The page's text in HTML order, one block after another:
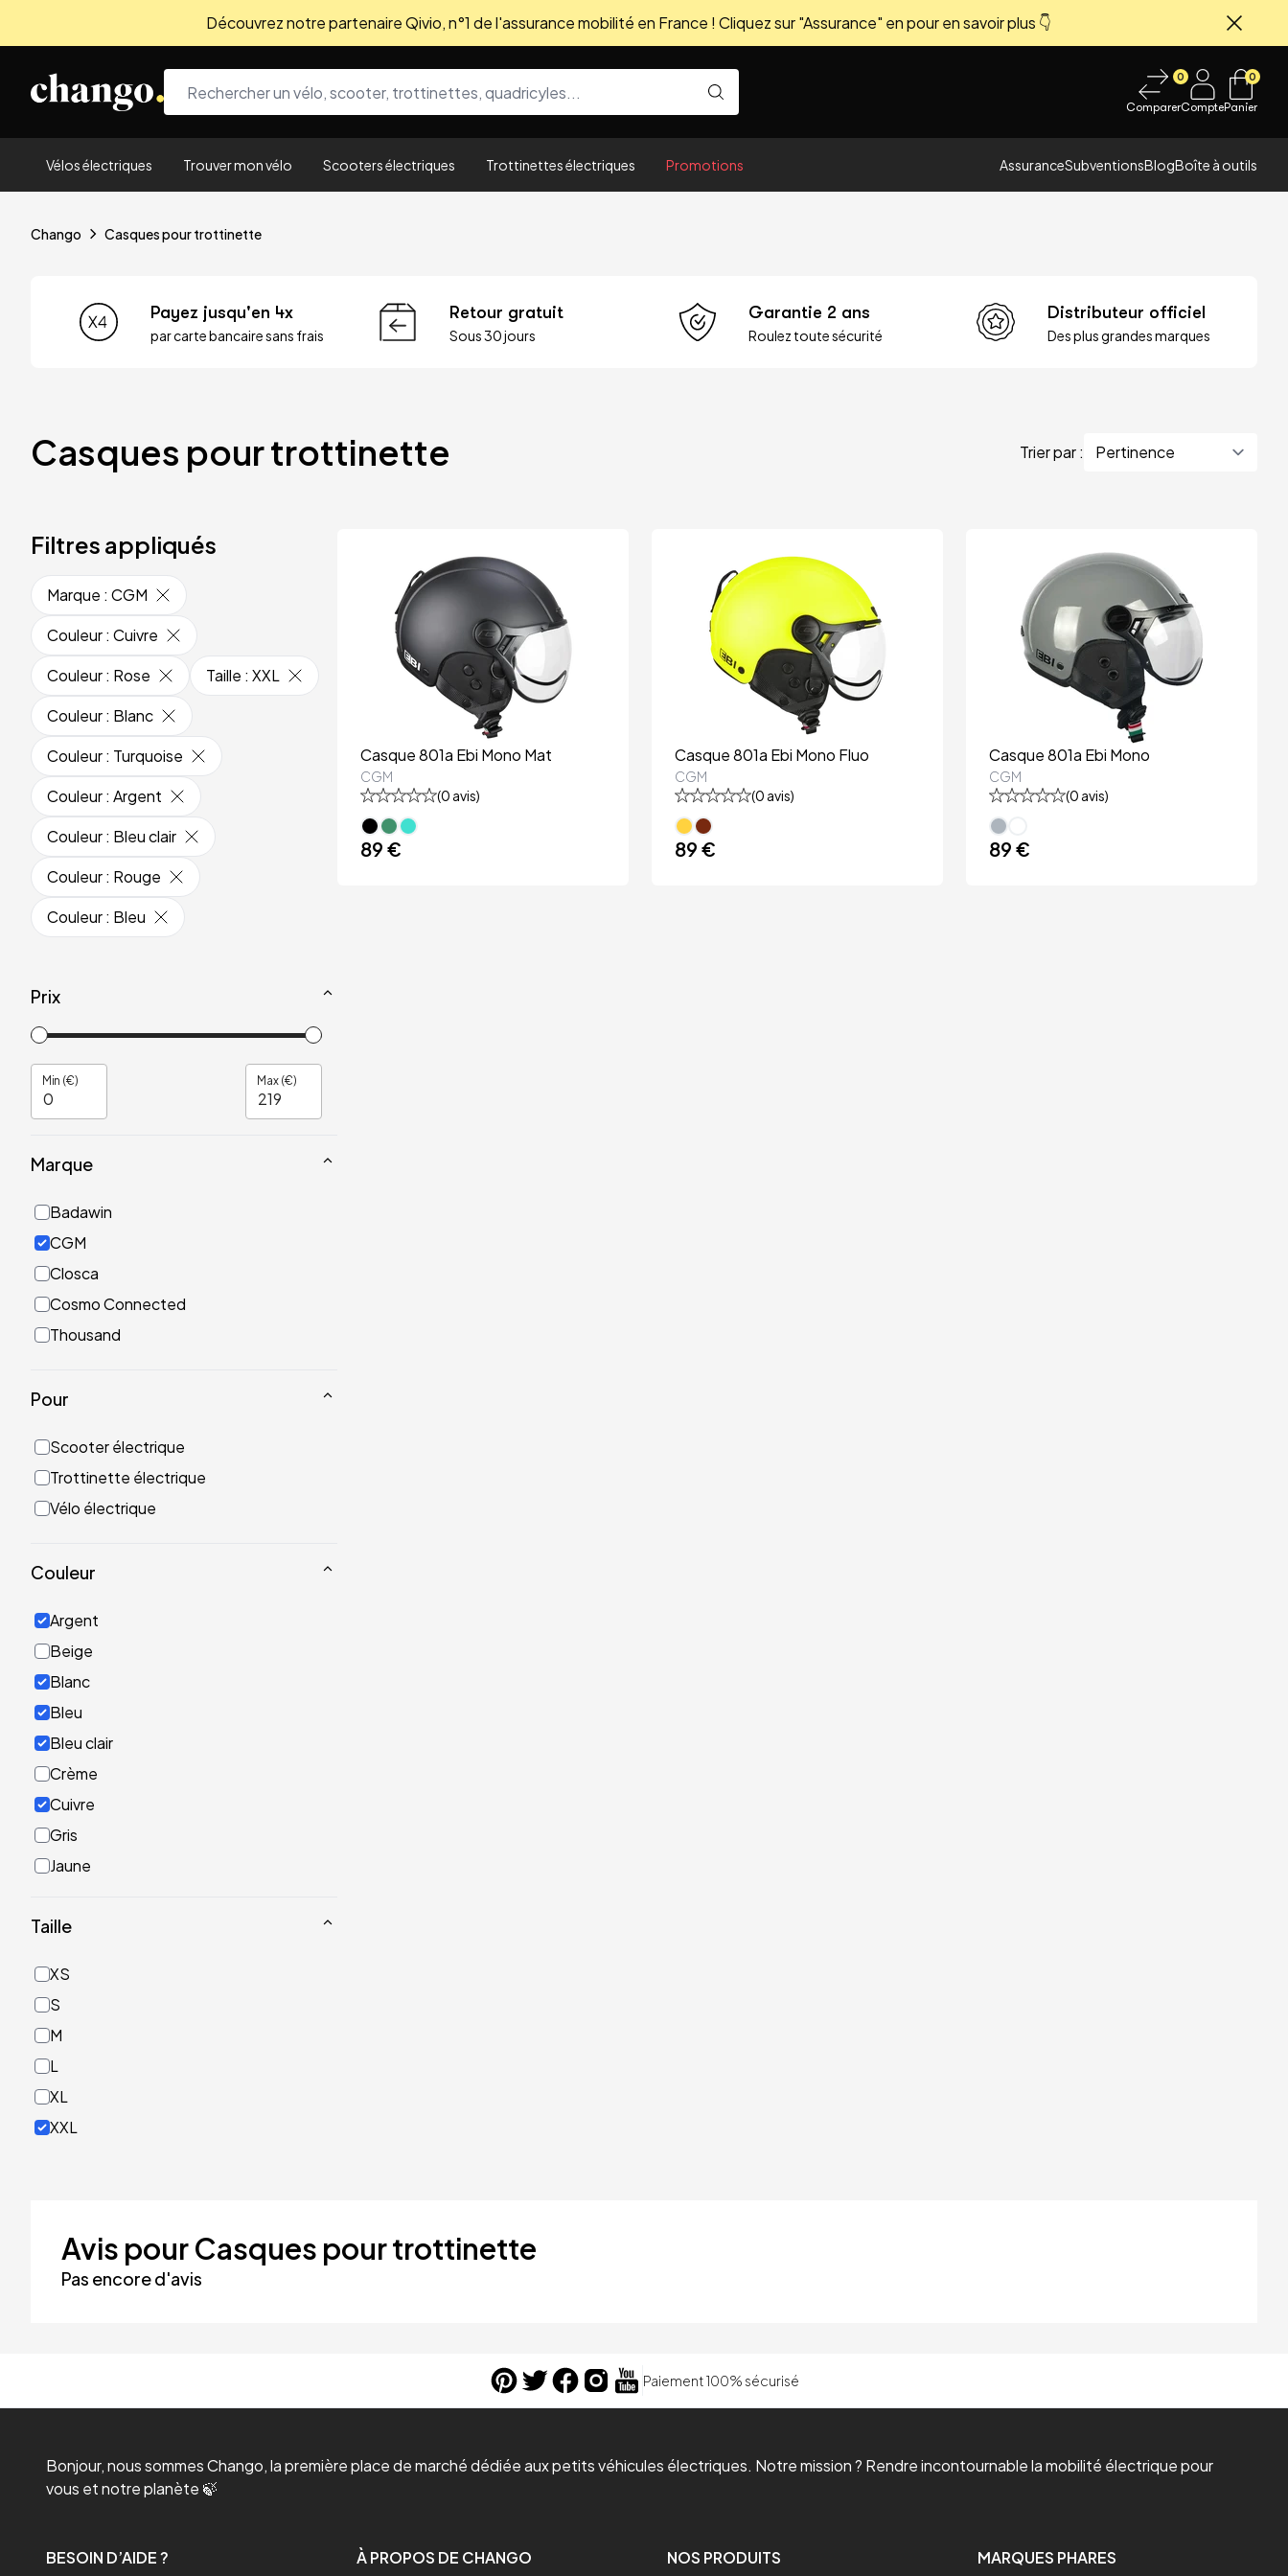
Découvrez notre partenaire Qivio, n°1 de l'assurance mobilité en France ! Cliquez sur "Assurance" en pour en savoir plus 👇
0
ComparerCompte
0
Panier
Vélos électriques Trouver mon vélo Scooters électriques Trottinettes électriques Promotions AssuranceSubventionsBlogBoîte à outils
Chango Casques pour trottinette
Payez jusqu'en 4x
par carte bancaire sans frais
Retour gratuit
Sous 30 jours
Garantie 2 ans
Roulez toute sécurité
Distributeur officiel
Des plus grandes marques
Casques pour trottinette Trier par :
Filtres appliqués
Marque : CGM
Couleur: Cuivre
Couleur: Rose Taille : XXL
Couleur: Blanc
Couleur: Turquoise
Couleur: Argent
Couleur: Bleu clair
Couleur: Rouge
Couleur: Bleu
Prix
Min (€) Max (€)
Marque
Badawin
CGM
Closca
Cosmo Connected
Thousand
Pour
Scooter électrique
Trottinette électrique
Vélo électrique
Couleur
Argent
Beige
Blanc
Bleu
Bleu clair
Crème
Cuivre
Gris
Jaune
Or
Taille
XS
S
M
L
XL
XXL
Casque 801a Ebi Mono Mat
CGM
(0 avis)
89 €
Casque 801a Ebi Mono Fluo
CGM
(0 avis)
89 €
Casque 801a Ebi Mono
CGM
(0 avis)
89 €
Avis pour Casques pour trottinette
Pas encore d'avis
Paiement 100% sécurisé
Bonjour, nous sommes Chango, la première place de marché dédiée aux petits véhicules électriques. Notre mission ? Rendre incontournable la mobilité électrique pour
vous et notre planète 🍃
BESOIN D’AIDE ? À PROPOS DE CHANGO NOS PRODUITS MARQUES PHARES